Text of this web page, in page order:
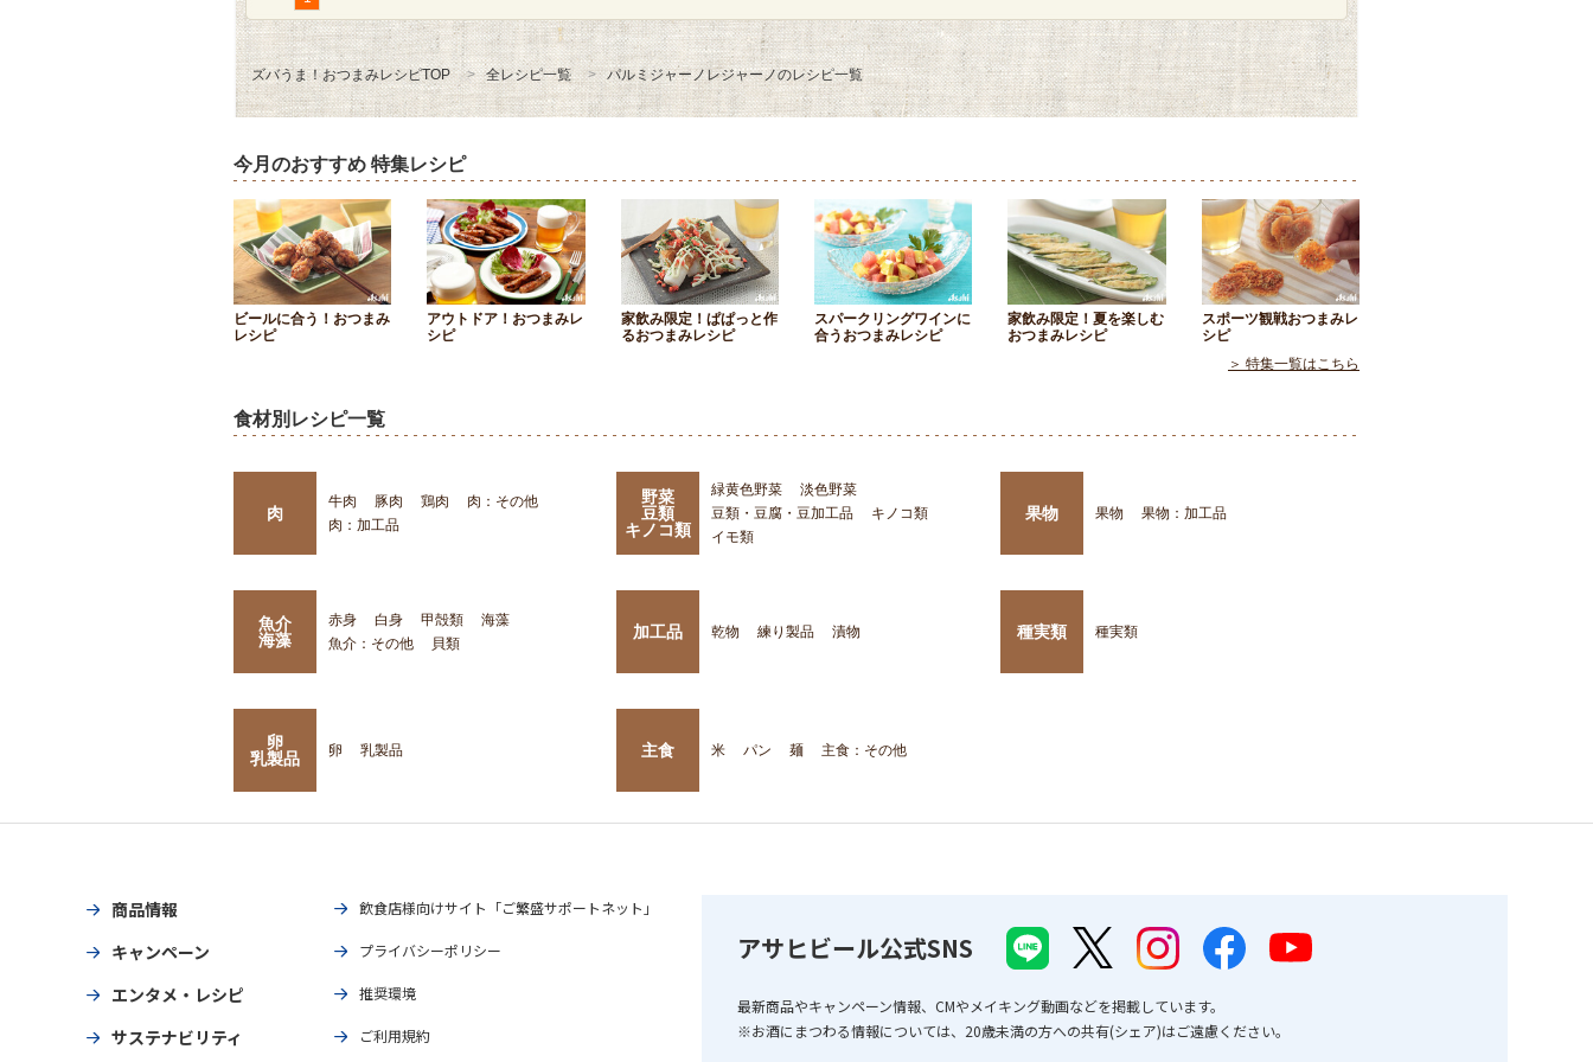
ズバうま！おつまみレシピTOP 全レシピ一覧 パルミジャーノレジャーノのレシピ一覧
今月のおすすめ 特集レシピ
ビールに合う！おつまみ
レシピ
アウトドア！おつまみレ
シピ
家飲み限定！ぱぱっと作
るおつまみレシピ
スパークリングワインに
合うおつまみレシピ
家飲み限定！夏を楽しむ
おつまみレシピ
スポーツ観戦おつまみレ
シピ
＞ 特集一覧はこちら
食材別レシピ一覧
肉
牛肉 豚肉 鶏肉
肉：その他
肉：加工品
野菜
豆類
キノコ類
緑黄色野菜
淡色野菜
豆類・豆腐・豆加工品
キノコ類
イモ類
果物 果物 果物：加工品
魚介
海藻
赤身 白身 甲殻類
海藻
魚介：その他
貝類
加工品 乾物 練り製品 漬物 種実類 種実類
卵
乳製品
卵 乳製品 主食 米 パン 麺 主食：その他
商品情報
キャンペーン
エンタメ・レシピ
サステナビリティ
飲食店様向けサイト「ご繁盛サポートネット」
プライバシーポリシー
推奨環境
ご利用規約
アサヒビール公式SNS
最新商品やキャンペーン情報、CMやメイキング動画などを掲載しています。
※お酒にまつわる情報については、20歳未満の方への共有(シェア)はご遠慮ください。